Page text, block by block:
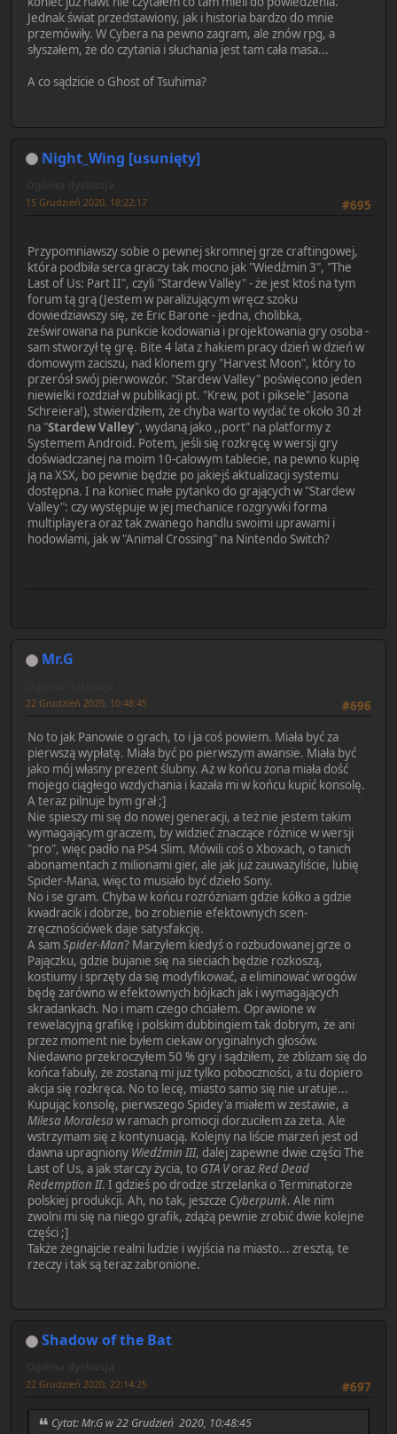
Jednak świat przedstawiony, jak i historia bardzo do mnie
przemówiły. W Cybera na pewno zagram, ale znów rpg, a
słyszałem, że do czytania i słuchania jest tam cała masa...
A co sądzicie o Ghost of Tsuhima?
Night_Wing [usunięty]
#695
15 Grudzień 2020, 18:22:17
Przypomniawszy sobie o pewnej skromnej grze craftingowej,
która podbiła serca graczy tak mocno jak "Wiedźmin 3", "The
Last of Us: Part II", czyli "Stardew Valley" - że jest ktoś na tym
forum tą grą (Jestem w paraliżującym wręcz szoku
dowiedziawszy się, że Eric Barone - jedna, cholibka,
ześwirowana na punkcie kodowania i projektowania gry osoba -
sam stworzył tę grę. Bite 4 lata z hakiem pracy dzień w dzień w
domowym zaciszu, nad klonem gry "Harvest Moon", który to
przerósł swój pierwowzór. "Stardew Valley" poświęcono jeden
niewielki rozdział w publikacji pt. "Krew, pot i piksele" Jasona
Schreiera!), stwierdziłem, że chyba warto wydać te około 30 zł
na "Stardew Valley", wydaną jako ,,port" na platformy z
Systemem Android. Potem, jeśli się rozkręcę w wersji gry
doświadczanej na moim 10-calowym tablecie, na pewno kupię
ją na XSX, bo pewnie będzie po jakiejś aktualizacji systemu
dostępna. I na koniec małe pytanko do grających w "Stardew
Valley": czy występuje w jej mechanice rozgrywki forma
multiplayera oraz tak zwanego handlu swoimi uprawami i
hodowlami, jak w "Animal Crossing" na Nintendo Switch?
Mr.G
#696
22 Grudzień 2020, 10:48:45
No to jak Panowie o grach, to i ja coś powiem. Miała być za
pierwszą wypłatę. Miała być po pierwszym awansie. Miała być
jako mój własny prezent ślubny. Aż w końcu żona miała dość
mojego ciągłego wzdychania i kazała mi w końcu kupić konsolę.
A teraz pilnuje bym grał ;]
Nie spieszy mi się do nowej generacji, a też nie jestem takim
wymagającym graczem, by widzieć znaczące różnice w wersji
"pro", więc padło na PS4 Slim. Mówili coś o Xboxach, o tanich
abonamentach z milionami gier, ale jak już zauważyliście, lubię
Spider-Mana, więc to musiało być dzieło Sony.
No i se gram. Chyba w końcu rozróżniam gdzie kółko a gdzie
kwadracik i dobrze, bo zrobienie efektownych scen-
zręcznościówek daje satysfakcję.
A samSpider-Man? Marzyłem kiedyś o rozbudowanej grze o
Pajączku, gdzie bujanie się na sieciach będzie rozkoszą,
kostiumy i sprzęty da się modyfikować, a eliminować wrogów
będę zarówno w efektownych bójkach jak i wymagających
skradankach. No i mam czego chciałem. Oprawione w
rewelacyjną grafikę i polskim dubbingiem tak dobrym, że ani
przez moment nie byłem ciekaw oryginalnych głosów.
Niedawno przekroczyłem 50 % gry i sądziłem, że zbliżam się do
końca fabuły, że zostaną mi już tylko poboczności, a tu dopiero
akcja się rozkręca. No to lecę, miasto samo się nie uratuje...
Kupując konsolę, pierwszego Spidey'a miałem w zestawie, a
Milesa Moralesaw ramach promocji dorzuciłem za zeta. Ale
wstrzymam się z kontynuacją. Kolejny na liście marzeń jest od
dawna upragniony Wiedźmin III, dalej zapewne dwie części The
Last of Us, a jak starczy życia, to GTA VorazRed Dead
Redemption II. I gdzieś po drodze strzelanka o Terminatorze
polskiej produkcji. Ah, no tak, jeszcze Cyberpunk. Ale nim
zwolni mi się na niego grafik, zdążą pewnie zrobić dwie kolejne
części ;]
Także żegnajcie realni ludzie i wyjścia na miasto... zresztą, te
rzeczy i tak są teraz zabronione.
Shadow of the Bat
#697
22 Grudzień 2020, 22:14:25
Cytat: Mr.G w 22 Grudzień 2020, 10:48:45